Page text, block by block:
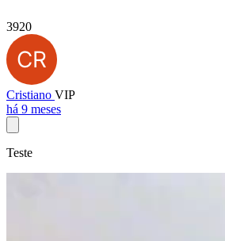
3920
Cristiano VIP
há 9 meses
Teste